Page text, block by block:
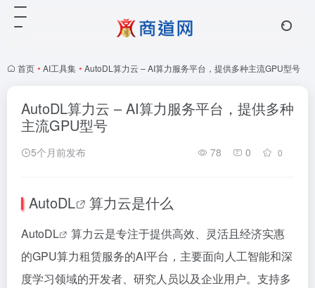
首页 • AI工具集 • AutoDL算力云 – AI算力服务平台，提供多种主流GPU型号
AutoDL算力云 – AI算力服务平台，提供多种
主流GPU型号
5个月前发布 78 0 0
AutoDL 算力云是什么
AutoDL
算力云是专注于提供高效、灵活且经济实惠
的GPU算力租赁服务的AI平台，主要面向人工智能和深
度学习领域的开发者、研究人员以及企业用户。支持多